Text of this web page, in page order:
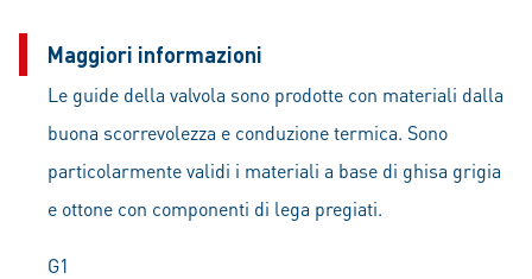
Maggiori informazioni
Le guide della valvola sono prodotte con materiali dalla
buona scorrevolezza e conduzione termica. Sono
particolarmente validi i materiali a base di ghisa grigia
e ottone con componenti di lega pregiati.
G1